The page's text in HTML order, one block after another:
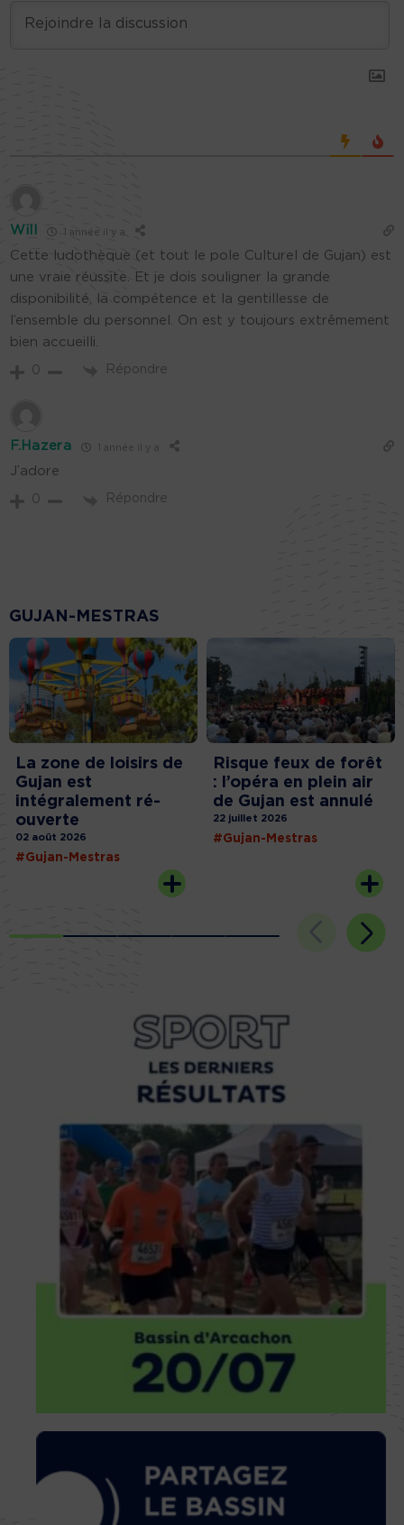
Will 1 année il y a
Cette ludothèque (et tout le pole Culturel de Gujan) est
une vraie réussite. Et je dois souligner la grande
disponibilité, la compétence et la gentillesse de
l’ensemble du personnel. On est y toujours extrêmement
bien accueilli.
0 Répondre
F.Hazera 1 année il y a
J’adore
0 Répondre
GUJAN-MESTRAS
La zone de loisirs de
Gujan est
intégralement ré-
ouverte
02 août 2026
#Gujan-Mestras
Risque feux de forêt
: l’opéra en plein air
de Gujan est annulé
22 juillet 2026
#Gujan-Mestras